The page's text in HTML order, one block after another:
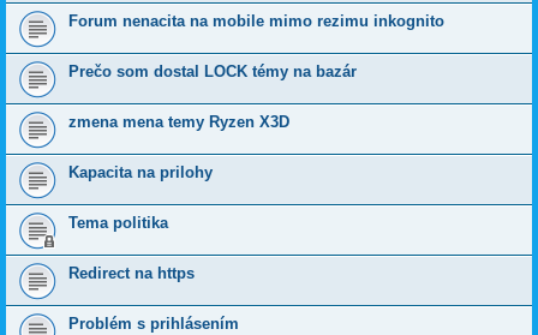
Forum nenacita na mobile mimo rezimu inkognito
Prečo som dostal LOCK témy na bazár
zmena mena temy Ryzen X3D
Kapacita na prilohy
Tema politika
Redirect na https
Problém s prihlásením